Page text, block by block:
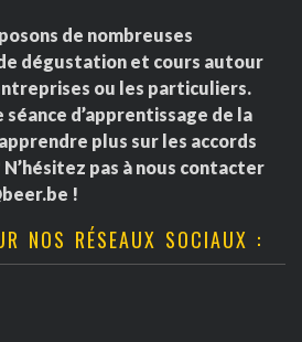
de nombreuses
dégustation et cours autour
ou les particuliers.
séance d’apprentissage de la
plus sur les accords
pas à nous contacter
!
NOS RÉSEAUX SOCIAUX :